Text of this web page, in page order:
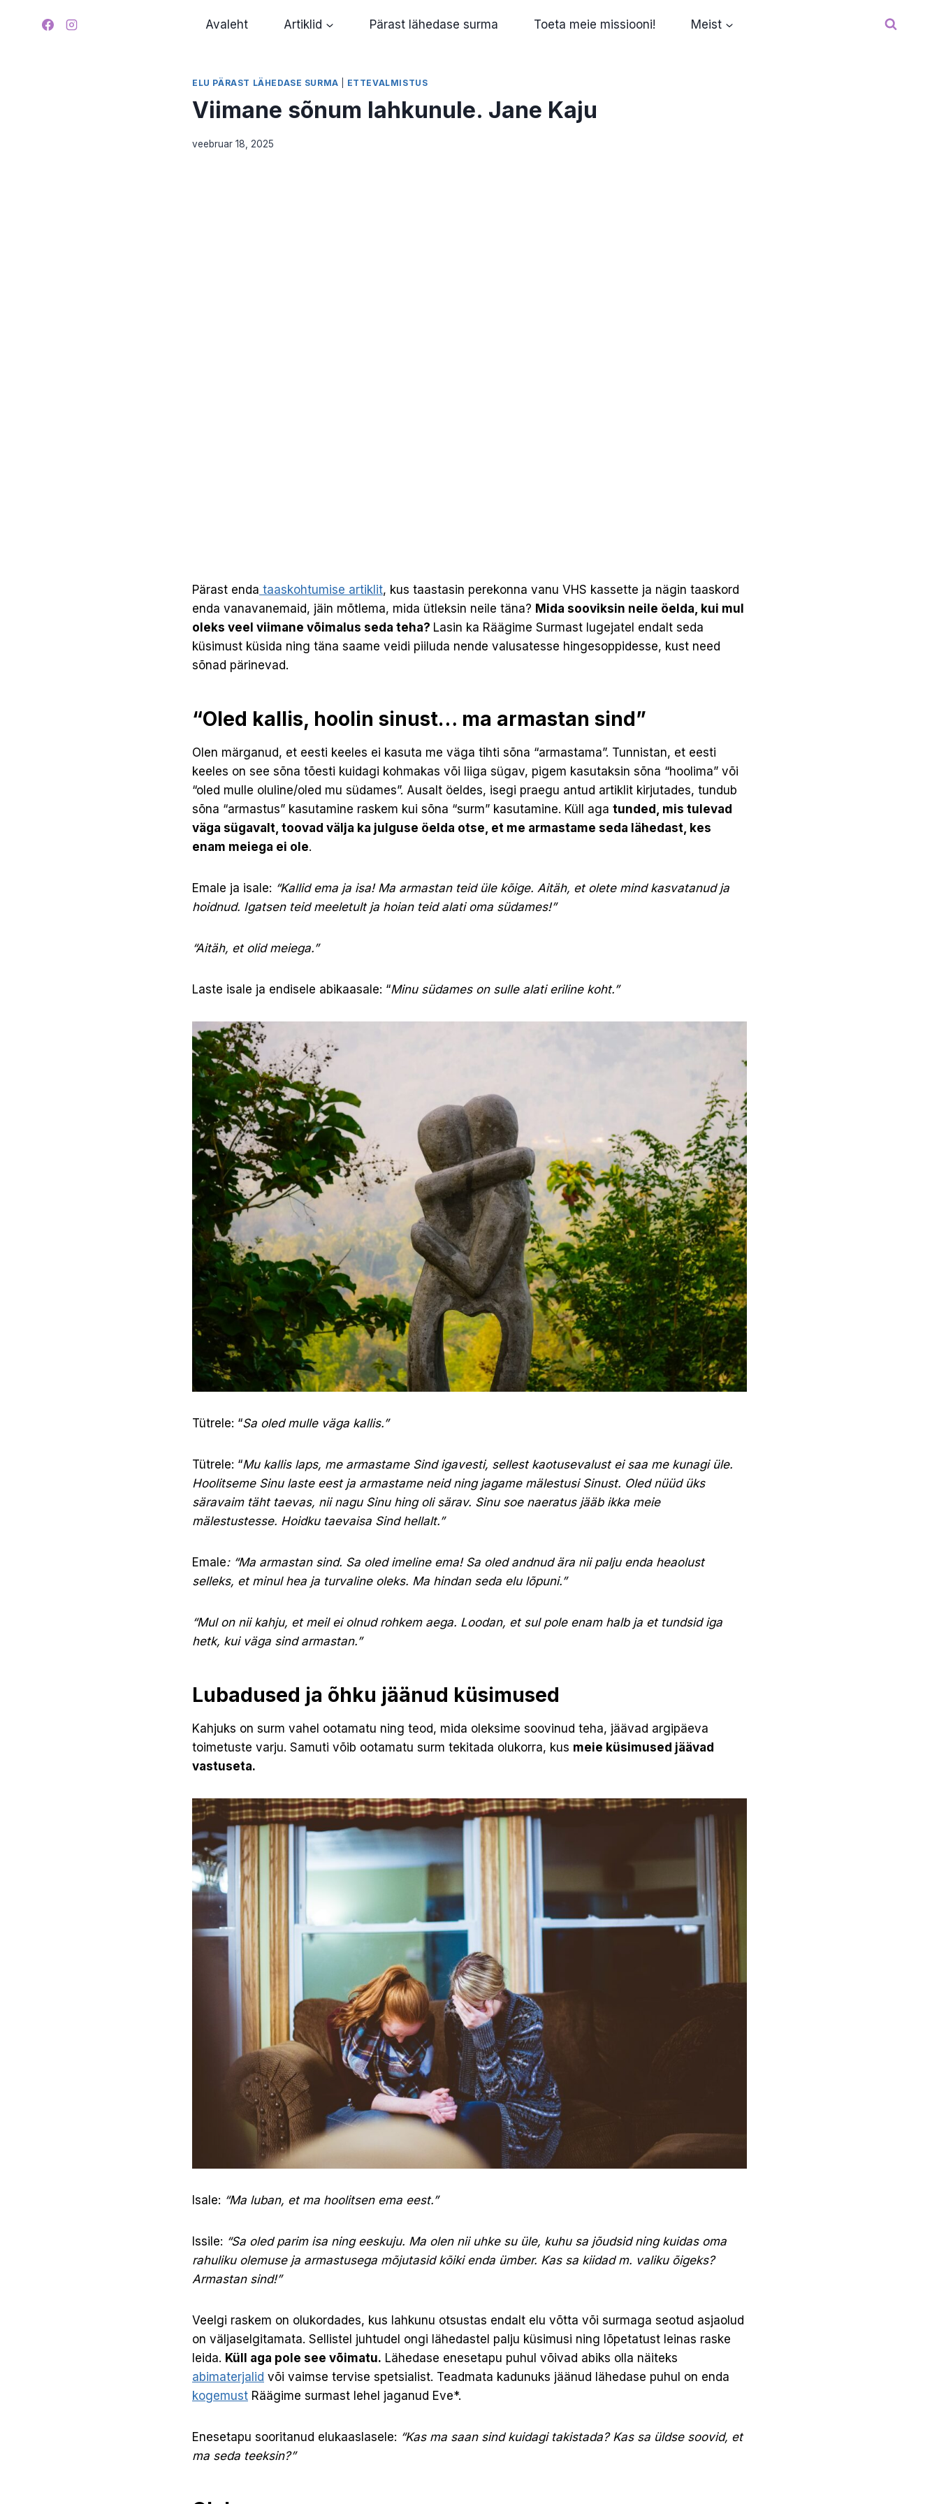
Avaleht Artiklid Pärast lähedase surma Toeta meie missiooni! Meist
ELU PÄRAST LÄHEDASE SURMA ETTEVALMISTUS
Viimane sõnum lahkunule. Jane Kaju
veebruar 18, 2025
Pärast enda taaskohtumise artiklit, kus taastasin perekonna vanu VHS kassette ja nägin taaskord
enda vanavanemaid, jäin mõtlema, mida ütleksin neile täna? Mida sooviksin neile öelda, kui mul
oleks veel viimane võimalus seda teha? Lasin ka Räägime Surmast lugejatel endalt seda
küsimust küsida ning täna saame veidi piiluda nende valusatesse hingesoppidesse, kust need
sõnad pärinevad.
“Oled kallis, hoolin sinust… ma armastan sind”
Olen märganud, et eesti keeles ei kasuta me väga tihti sõna “armastama”. Tunnistan, et eesti
keeles on see sõna tõesti kuidagi kohmakas või liiga sügav, pigem kasutaksin sõna “hoolima” või
“oled mulle oluline/oled mu südames”. Ausalt öeldes, isegi praegu antud artiklit kirjutades, tundub
sõna “armastus” kasutamine raskem kui sõna “surm” kasutamine. Küll aga tunded, mis tulevad
väga sügavalt, toovad välja ka julguse öelda otse, et me armastame seda lähedast, kes
enam meiega ei ole.
Emale ja isale: “Kallid ema ja isa! Ma armastan teid üle kõige. Aitäh, et olete mind kasvatanud ja
hoidnud. Igatsen teid meeletult ja hoian teid alati oma südames!”
“Aitäh, et olid meiega.”
Laste isale ja endisele abikaasale: “Minu südames on sulle alati eriline koht.”
Tütrele: “Sa oled mulle väga kallis.”
Tütrele: “Mu kallis laps, me armastame Sind igavesti, sellest kaotusevalust ei saa me kunagi üle.
Hoolitseme Sinu laste eest ja armastame neid ning jagame mälestusi Sinust. Oled nüüd üks
säravaim täht taevas, nii nagu Sinu hing oli särav. Sinu soe naeratus jääb ikka meie
mälestustesse. Hoidku taevaisa Sind hellalt.”
Emale: “Ma armastan sind. Sa oled imeline ema! Sa oled andnud ära nii palju enda heaolust
selleks, et minul hea ja turvaline oleks. Ma hindan seda elu lõpuni.”
“Mul on nii kahju, et meil ei olnud rohkem aega. Loodan, et sul pole enam halb ja et tundsid iga
hetk, kui väga sind armastan.”
Lubadused ja õhku jäänud küsimused
Kahjuks on surm vahel ootamatu ning teod, mida oleksime soovinud teha, jäävad argipäeva
toimetuste varju. Samuti võib ootamatu surm tekitada olukorra, kus meie küsimused jäävad
vastuseta.
Isale: “Ma luban, et ma hoolitsen ema eest.”
Issile: “Sa oled parim isa ning eeskuju. Ma olen nii uhke su üle, kuhu sa jõudsid ning kuidas oma
rahuliku olemuse ja armastusega mõjutasid kõiki enda ümber. Kas sa kiidad m. valiku õigeks?
Armastan sind!”
Veelgi raskem on olukordades, kus lahkunu otsustas endalt elu võtta või surmaga seotud asjaolud
on väljaselgitamata. Sellistel juhtudel ongi lähedastel palju küsimusi ning lõpetatust leinas raske
leida. Küll aga pole see võimatu. Lähedase enesetapu puhul võivad abiks olla näiteks
abimaterjalid või vaimse tervise spetsialist. Teadmata kadunuks jäänud lähedase puhul on enda
kogemust Räägime surmast lehel jaganud Eve*.
Enesetapu sooritanud elukaaslasele: “Kas ma saan sind kuidagi takistada? Kas sa üldse soovid, et
ma seda teeksin?”